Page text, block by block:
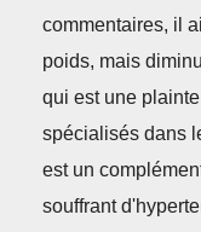
commentaires, il
poids, mais
qui est une
spécialisés dans
est un
souffrant